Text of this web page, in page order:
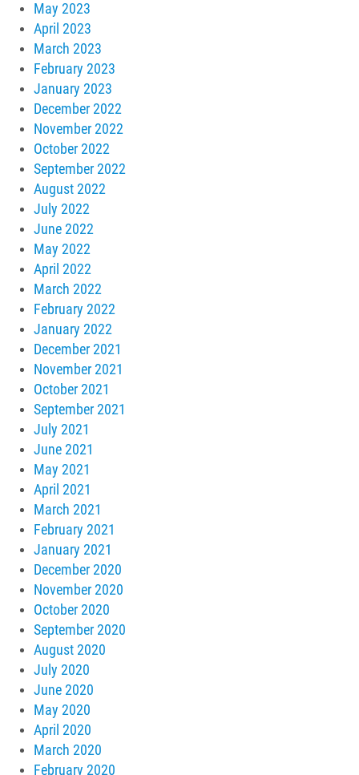
May 2023
April 2023
March 2023
February 2023
January 2023
December 2022
November 2022
October 2022
September 2022
August 2022
July 2022
June 2022
May 2022
April 2022
March 2022
February 2022
January 2022
December 2021
November 2021
October 2021
September 2021
July 2021
June 2021
May 2021
April 2021
March 2021
February 2021
January 2021
December 2020
November 2020
October 2020
September 2020
August 2020
July 2020
June 2020
May 2020
April 2020
March 2020
February 2020